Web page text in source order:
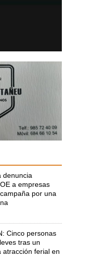
denuncia
a empresas
por una
Cinco personas
tras un
atracción ferial en